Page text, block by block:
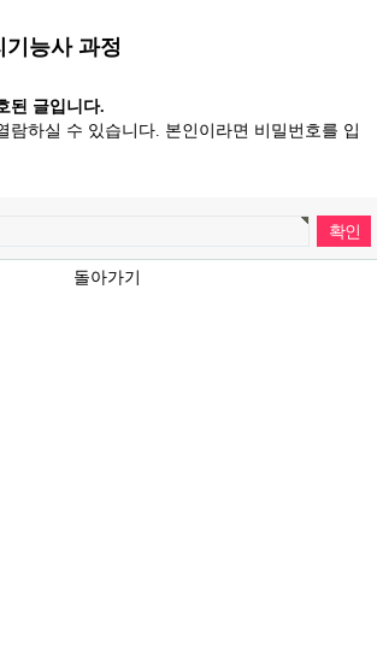
능사 과정
된 글입니다.
람하실 수 있습니다. 본인이라면 비밀번호를 입
돌아가기